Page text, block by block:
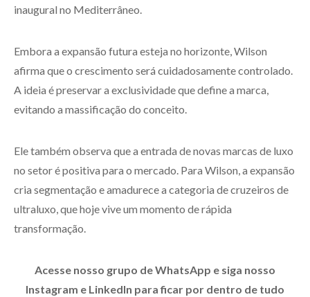
inaugural no Mediterrâneo.
Embora a expansão futura esteja no horizonte, Wilson
afirma que o crescimento será cuidadosamente controlado.
A ideia é preservar a exclusividade que define a marca,
evitando a massificação do conceito.
Ele também observa que a entrada de novas marcas de luxo
no setor é positiva para o mercado. Para Wilson, a expansão
cria segmentação e amadurece a categoria de cruzeiros de
ultraluxo, que hoje vive um momento de rápida
transformação.
Acesse nosso grupo de WhatsApp e siga nosso
Instagram e LinkedIn para ficar por dentro de tudo